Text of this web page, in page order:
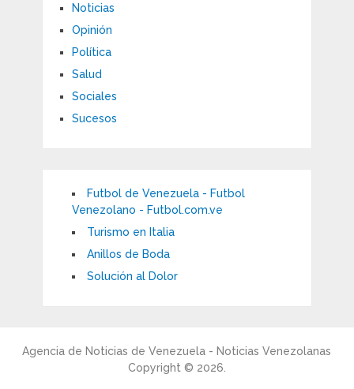
Noticias
Opinión
Política
Salud
Sociales
Sucesos
Futbol de Venezuela - Futbol
Venezolano - Futbol.com.ve
Turismo en Italia
Anillos de Boda
Solución al Dolor
Agencia de Noticias de Venezuela - Noticias Venezolanas
Copyright © 2026.